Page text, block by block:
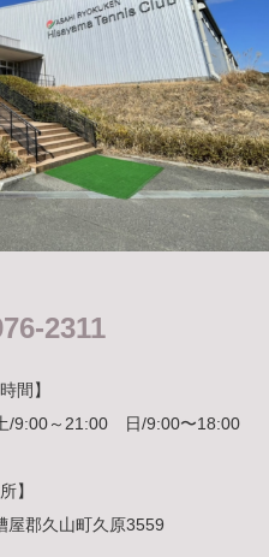
2311
間】
/9:00～21:00 日/9:00〜18:00
】
郡久山町久原3559